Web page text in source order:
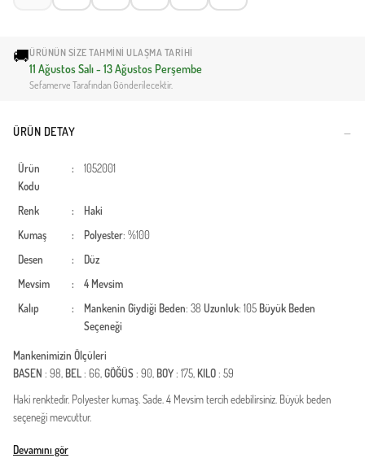
🚚ÜRÜNÜN SIZE TAHMINI ULAŞMA TARIHI
11 Ağustos Salı - 13 Ağustos Perşembe
Sefamerve Tarafından Gönderilecektir.
ÜRÜN DETAY
Ürün
Kodu
: 1052001
Renk :
Haki
Kumaş
: Polyester: %100
Desen
:
Düz
Mevsim
:
4 Mevsim
Kalıp
: Mankenin Giydiği Beden: 38 Uzunluk: 105 Büyük Beden
Seçeneği
Mankenimizin Ölçüleri
BASEN : 98, BEL: 66,GÖĞÜS: 90, BOY: 175, KILO: 59
Haki renktedir. Polyester kumaş. Sade. 4 Mevsim tercih edebilirsiniz. Büyük beden
seçeneği mevcuttur.
Türkiye'de üretilmiştir.
Devamını gör